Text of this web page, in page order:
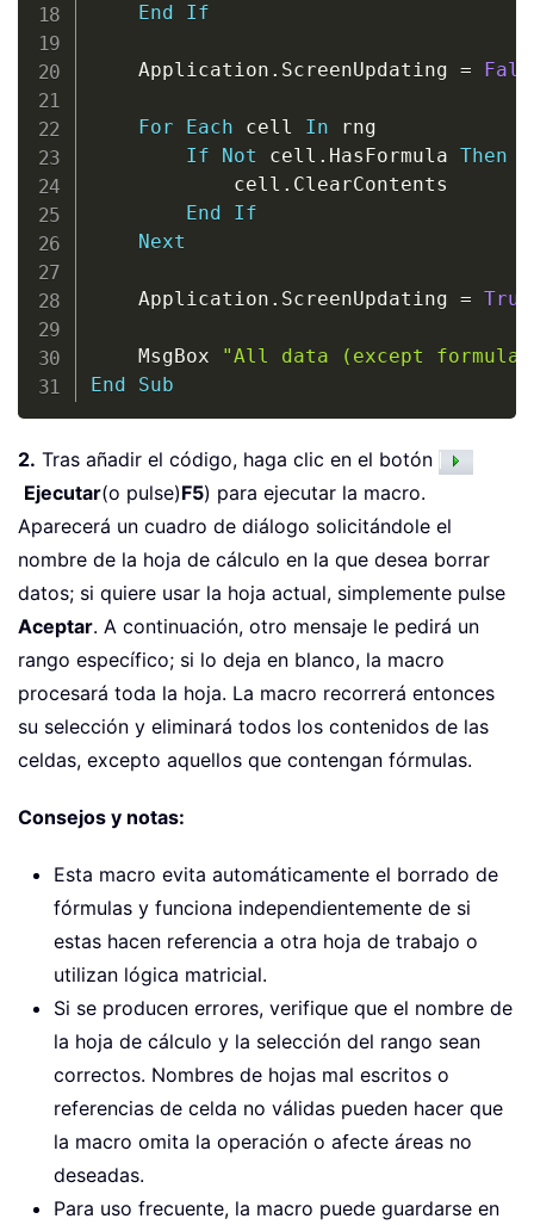
End
If
    Application
. ScreenUpdating =
For Each cell In rng
If
Not cell . HasFormula Then
            cell
. ClearContents
End
If
Next
    Application
. ScreenUpdating = True
    MsgBox
"All data (except
End
Sub
2. Tras añadir el código, haga clic en el botón
Ejecutar(o pulse)F5) para ejecutar la macro.
Aparecerá un cuadro de diálogo solicitándole el
nombre de la hoja de cálculo en la que desea borrar
datos; si quiere usar la hoja actual, simplemente pulse
Aceptar. A continuación, otro mensaje le pedirá un
rango específico; si lo deja en blanco, la macro
procesará toda la hoja. La macro recorrerá entonces
su selección y eliminará todos los contenidos de las
celdas, excepto aquellos que contengan fórmulas.
Consejos y notas:
Esta macro evita automáticamente el borrado de
fórmulas y funciona independientemente de si
estas hacen referencia a otra hoja de trabajo o
utilizan lógica matricial.
Si se producen errores, verifique que el nombre de
la hoja de cálculo y la selección del rango sean
correctos. Nombres de hojas mal escritos o
referencias de celda no válidas pueden hacer que
la macro omita la operación o afecte áreas no
deseadas.
Para uso frecuente, la macro puede guardarse en